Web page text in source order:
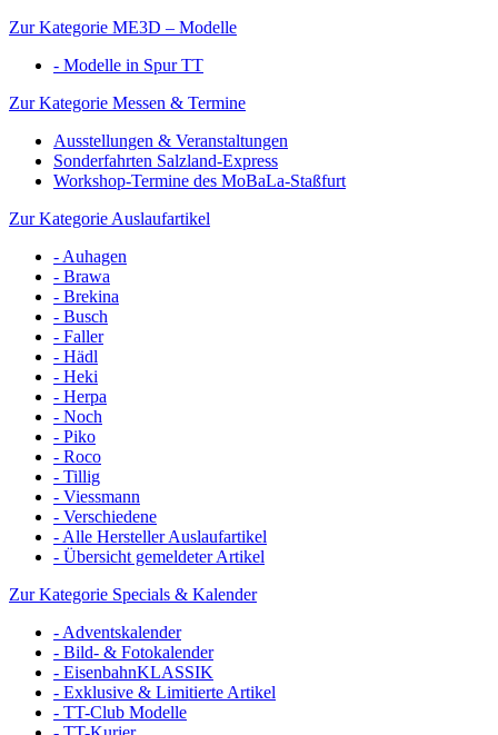
Zur Kategorie ME3D – Modelle
- Modelle in Spur TT
Zur Kategorie Messen & Termine
Ausstellungen & Veranstaltungen
Sonderfahrten Salzland-Express
Workshop-Termine des MoBaLa-Staßfurt
Zur Kategorie Auslaufartikel
- Auhagen
- Brawa
- Brekina
- Busch
- Faller
- Hädl
- Heki
- Herpa
- Noch
- Piko
- Roco
- Tillig
- Viessmann
- Verschiedene
- Alle Hersteller Auslaufartikel
- Übersicht gemeldeter Artikel
Zur Kategorie Specials & Kalender
- Adventskalender
- Bild- & Fotokalender
- EisenbahnKLASSIK
- Exklusive & Limitierte Artikel
- TT-Club Modelle